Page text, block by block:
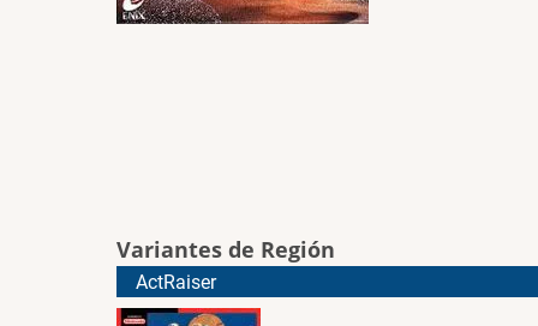
Variantes de Región
ActRaiser